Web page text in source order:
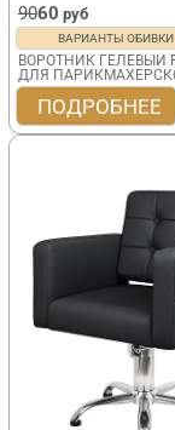
9060 руб
ВАРИАНТЫ ОБИВКИ
ВОРОТНИК ГЕЛЕВЫЙ
ДЛЯ
ПОДРОБНЕЕ